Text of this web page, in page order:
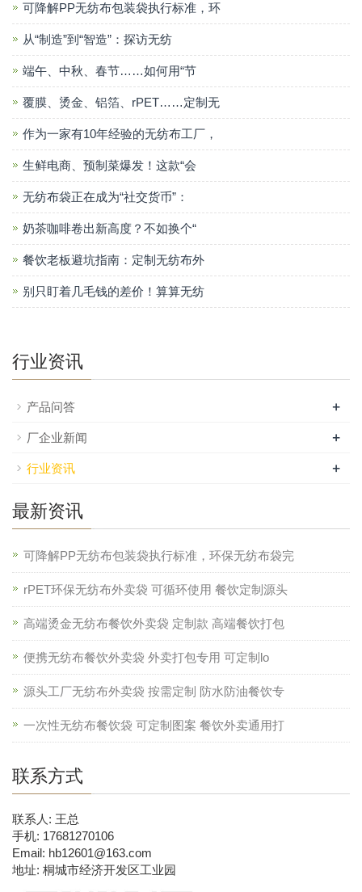
可降解PP无纺布包装袋执行标准，环
从“制造”到“智造”：探访无纺
端午、中秋、春节……如何用“节
覆膜、烫金、铝箔、rPET……定制无
作为一家有10年经验的无纺布工厂，
生鲜电商、预制菜爆发！这款“会
无纺布袋正在成为“社交货币”：
奶茶咖啡卷出新高度？不如换个“
餐饮老板避坑指南：定制无纺布外
别只盯着几毛钱的差价！算算无纺
行业资讯
产品问答 +
厂企业新闻 +
行业资讯 +
最新资讯
可降解PP无纺布包装袋执行标准，环保无纺布袋完
rPET环保无纺布外卖袋 可循环使用 餐饮定制源头
高端烫金无纺布餐饮外卖袋 定制款 高端餐饮打包
便携无纺布餐饮外卖袋 外卖打包专用 可定制lo
源头工厂无纺布外卖袋 按需定制 防水防油餐饮专
一次性无纺布餐饮袋 可定制图案 餐饮外卖通用打
联系方式
联系人: 王总
手机: 17681270106
Email: hb12601@163.com
地址: 桐城市经济开发区工业园